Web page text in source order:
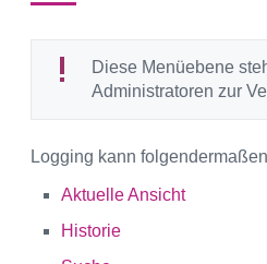
Diese Menüebene
Administratoren zur
Logging kann
Aktuelle Ansicht
Historie